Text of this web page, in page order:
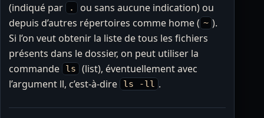
(indiqué par
.
ou sans aucune indication) ou
depuis d’autres répertoires comme home ( ~ ).
Si l’on veut obtenir la liste de tous les fichiers
présents dans le dossier, on peut utiliser la
commande
ls
(list), éventuellement avec
l’argument ll, c’est-à-dire
ls -ll .